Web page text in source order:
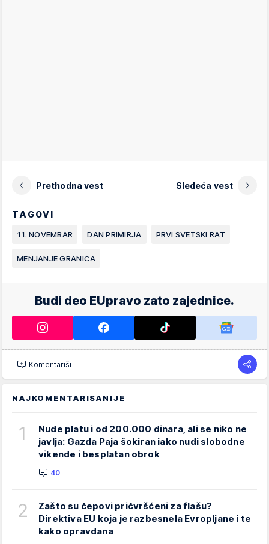
Prethodna vest Sledeća vest
TAGOVI
11. NOVEMBAR DAN PRIMIRJA PRVI SVETSKI RAT
MENJANJE GRANICA
Budi deo EUpravo zato zajednice.
Komentariši
NAJKOMENTARISANIJE
1
Nude platu i od 200.000 dinara, ali se niko ne
javlja: Gazda Paja šokiran iako nudi slobodne
vikende i besplatan obrok
40
2
Zašto su čepovi pričvršćeni za flašu?
Direktiva EU koja je razbesnela Evropljane i te
kako opravdana